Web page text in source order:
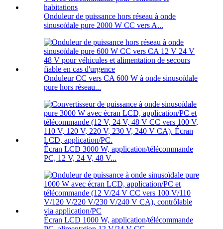
Onduleur de puissance hors réseau à onde
sinusoïdale pure 2000 W CC vers A...
Onduleur CC vers CA 600 W à onde sinusoïdale
pure hors réseau...
Écran LCD 3000 W, application/télécommande
PC, 12 V, 24 V, 48 V...
Écran LCD 1000 W, application/télécommande